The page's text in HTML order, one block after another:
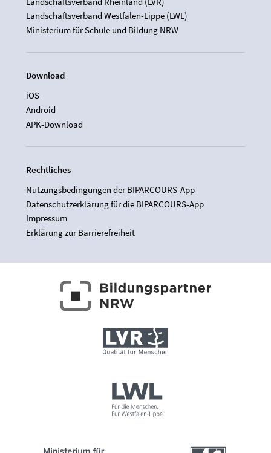
Landschaftsverband Westfalen-Lippe (LWL)
Ministerium für Schule und Bildung NRW
Download
iOS
Android
APK-Download
Rechtliches
Nutzungsbedingungen der BIPARCOURS-App
Datenschutzerklärung für die BIPARCOURS-App
Impressum
Erklärung zur Barrierefreiheit